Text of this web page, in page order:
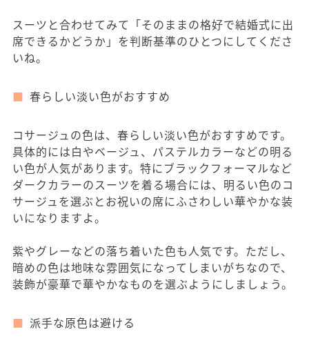
スーツと合わせてみて「そのままの格好で結婚式に出
席できるかどうか」を判断基準のひとつにしてくださ
いね。
春らしい淡い色がおすすめ
コサージュの色は、春らしい淡い色がおすすめです。
具体的には白やベージュ、パステルカラーなどの明る
い色が人気があります。特にブラックフォーマルなど
ダークカラーのスーツを着る場合には、明るい色のコ
サージュを選ぶとお祝いの席にふさわしい華やかな装
いになりますよ。
紫やグレーなどの落ち着いた色も人気です。ただし、
暗めの色は地味な雰囲気になってしまいがちなので、
装飾が豪華で華やかなものを選ぶようにしましょう。
派手な原色は避ける